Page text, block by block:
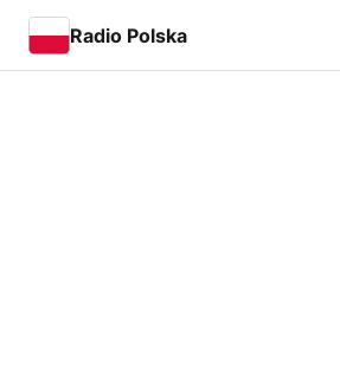
Radio Polska